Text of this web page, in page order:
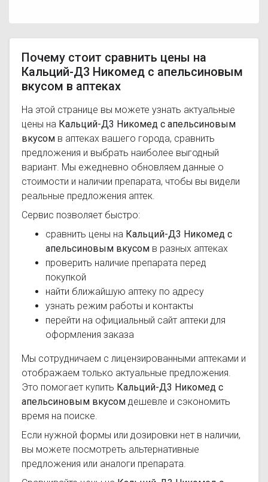
Почему стоит сравнить цены на
Кальций-Д3 Никомед с апельсиновым
вкусом в аптеках
На этой странице вы можете узнать актуальные
цены на Кальций-Д3 Никомед с апельсиновым
вкусом в аптеках вашего города, сравнить
предложения и выбрать наиболее выгодный
вариант. Мы ежедневно обновляем данные о
стоимости и наличии препарата, чтобы вы видели
реальные предложения аптек.
Сервис позволяет быстро:
сравнить цены на Кальций-Д3 Никомед с
апельсиновым вкусом в разных аптеках
проверить наличие препарата перед
покупкой
найти ближайшую аптеку по адресу
узнать режим работы и контакты
перейти на официальный сайт аптеки для
оформления заказа
Мы сотрудничаем с лицензированными аптеками и
отображаем только актуальные предложения.
Это помогает купить Кальций-Д3 Никомед с
апельсиновым вкусом дешевле и сэкономить
время на поиске.
Если нужной формы или дозировки нет в наличии,
вы можете посмотреть альтернативные
предложения или аналоги препарата.